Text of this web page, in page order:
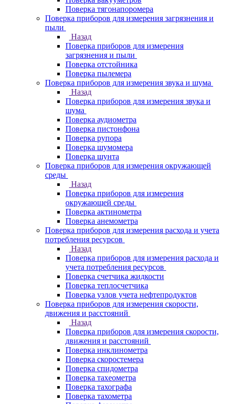
Поверка тягонапоромера
Поверка приборов для измерения загрязнения и
пыли
Назад
Поверка приборов для измерения
загрязнения и пыли
Поверка отстойника
Поверка пылемера
Поверка приборов для измерения звука и шума
Назад
Поверка приборов для измерения звука и
шума
Поверка аудиометра
Поверка пистонфона
Поверка рупора
Поверка шумомера
Поверка шунта
Поверка приборов для измерения окружающей
среды
Назад
Поверка приборов для измерения
окружающей среды
Поверка актинометра
Поверка анемометра
Поверка приборов для измерения расхода и учета
потребления ресурсов
Назад
Поверка приборов для измерения расхода и
учета потребления ресурсов
Поверка счетчика жидкости
Поверка теплосчетчика
Поверка узлов учета нефтепродуктов
Поверка приборов для измерения скорости,
движения и расстояний
Назад
Поверка приборов для измерения скорости,
движения и расстояний
Поверка инклинометра
Поверка скоростемера
Поверка спидометра
Поверка тахеометра
Поверка тахографа
Поверка тахометра